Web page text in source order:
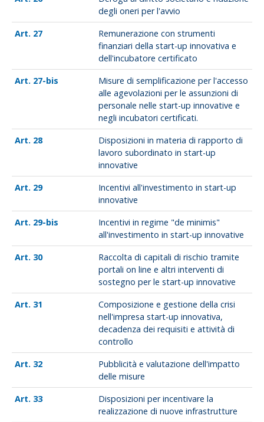
degli oneri per l'avvio
27
Remunerazione con strumenti
finanziari della start-up innovativa e
dell'incubatore certificato
27-bis
Misure di semplificazione per l'accesso
alle agevolazioni per le assunzioni di
personale nelle start-up innovative e
negli incubatori certificati.
28
Disposizioni in materia di rapporto di
lavoro subordinato in start-up
innovative
29
Incentivi all'investimento in start-up
innovative
29-bis
Incentivi in regime "de minimis"
all'investimento in start-up innovative
30
Raccolta di capitali di rischio tramite
portali on line e altri interventi di
sostegno per le start-up innovative
31
Composizione e gestione della crisi
nell'impresa start-up innovativa,
decadenza dei requisiti e attività di
controllo
32
Pubblicità e valutazione dell'impatto
delle misure
33
Disposizioni per incentivare la
realizzazione di nuove infrastrutture